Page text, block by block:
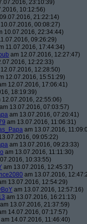
23:10:39)
10:12:56)
21:22:14)
00:08:27)
10.07.2016, 22:34:44)
09:26:29)
11.07.2016, 17:44:34)
am 12.07.2016, 12:27:47)
12:22:33)
12:28:50)
12.07.2016, 15:51:29)
12.07.2016, 17:06:41)
18:19:39)
12.07.2016, 22:55:06)
am 13.07.2016, 07:03:57)
am 13.07.2016, 07:20:41)
am 13.07.2016, 11:06:31)
am 13.07.2016,
09:05:22)
am 13.07.2016, 09:23:33)
am 13.07.2016, 11:11:30)
10:33:55)
am 13.07.2016, 12:45:37)
am 13.07.2016,
13.07.2016, 12:54:29)
am 13.07.2016, 12:57:16)
am 13.07.2016, 16:21:13)
am 13.07.2016, 21:37:59)
14.07.2016, 07:17:57)
am 14.07.2016, 11:46:40)